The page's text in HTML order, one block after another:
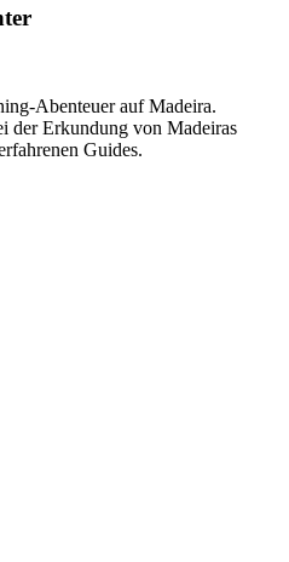
Abenteuer auf Madeira.
der Erkundung von Madeiras
Guides.